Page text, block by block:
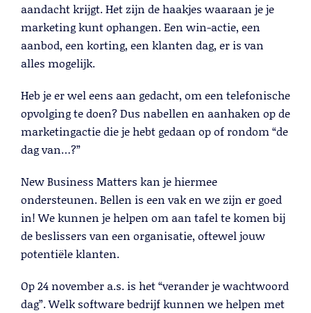
aandacht krijgt. Het zijn de haakjes waaraan je je
marketing kunt ophangen. Een win-actie, een
aanbod, een korting, een klanten dag, er is van
alles mogelijk.
Heb je er wel eens aan gedacht, om een telefonische
opvolging te doen? Dus nabellen en aanhaken op de
marketingactie die je hebt gedaan op of rondom “de
dag van…?”
New Business Matters kan je hiermee
ondersteunen. Bellen is een vak en we zijn er goed
in! We kunnen je helpen om aan tafel te komen bij
de beslissers van een organisatie, oftewel jouw
potentiële klanten.
Op 24 november a.s. is het “verander je wachtwoord
dag”. Welk software bedrijf kunnen we helpen met
Telemarketing
Lees meer